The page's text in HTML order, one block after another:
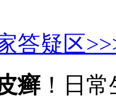
答疑区
癣 ！日